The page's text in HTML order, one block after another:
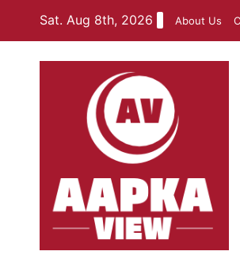
content
Sat. Aug 8th, 2026 About Us